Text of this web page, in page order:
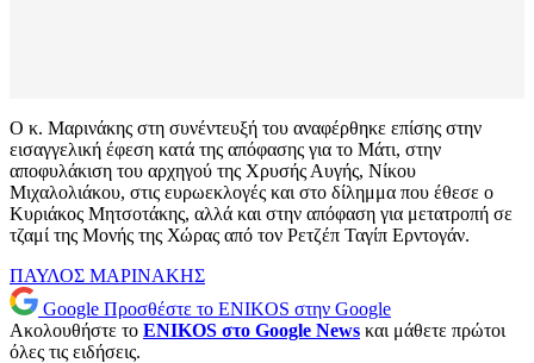
Ο κ. Μαρινάκης στη συνέντευξή του αναφέρθηκε επίσης στην
εισαγγελική έφεση κατά της απόφασης για το Μάτι, στην
αποφυλάκιση του αρχηγού της Χρυσής Αυγής, Νίκου
Μιχαλολιάκου, στις ευρωεκλογές και στο δίλημμα που έθεσε ο
Κυριάκος Μητσοτάκης, αλλά και στην απόφαση για μετατροπή σε
τζαμί της Μονής της Χώρας από τον Ρετζέπ Ταγίπ Ερντογάν.
ΠΑΥΛΟΣ ΜΑΡΙΝΑΚΗΣ
Google Προσθέστε το ENIKOS στην Google
Ακολουθήστε το ENIKOS στο Google News και μάθετε πρώτοι
όλες τις ειδήσεις.